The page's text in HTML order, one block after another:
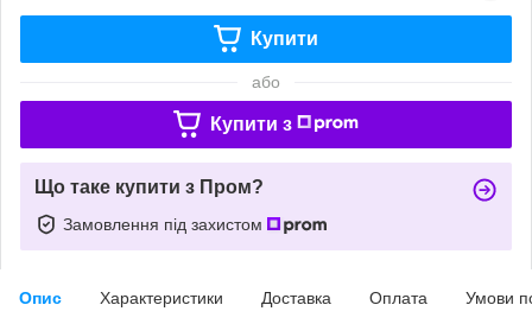
Купити
або
Купити з
Що таке купити з Пром?
Замовлення під захистом
Опис Характеристики Доставка Оплата Умови